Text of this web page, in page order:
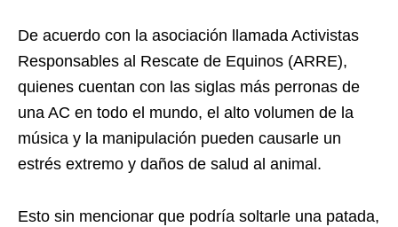
De acuerdo con la asociación llamada Activistas
Responsables al Rescate de Equinos (ARRE),
quienes cuentan con las siglas más perronas de
una AC en todo el mundo, el alto volumen de la
música y la manipulación pueden causarle un
estrés extremo y daños de salud al animal.
Esto sin mencionar que podría soltarle una patada,